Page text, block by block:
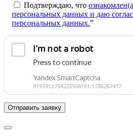
Подтверждаю, что
персональных данных и даю
персональных данных.”